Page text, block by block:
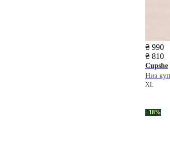
₴ 990
₴ 810
Cupshe
Низ
XL
−18%